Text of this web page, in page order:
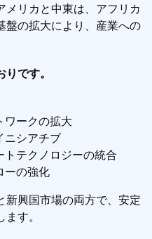
メリカと中東は、アフリカ
盤の拡大により、産業への
です。
ワークの拡大
ニシアチブ
テクノロジーの統合
ーの強化
新興国市場の両方で、安定
す。